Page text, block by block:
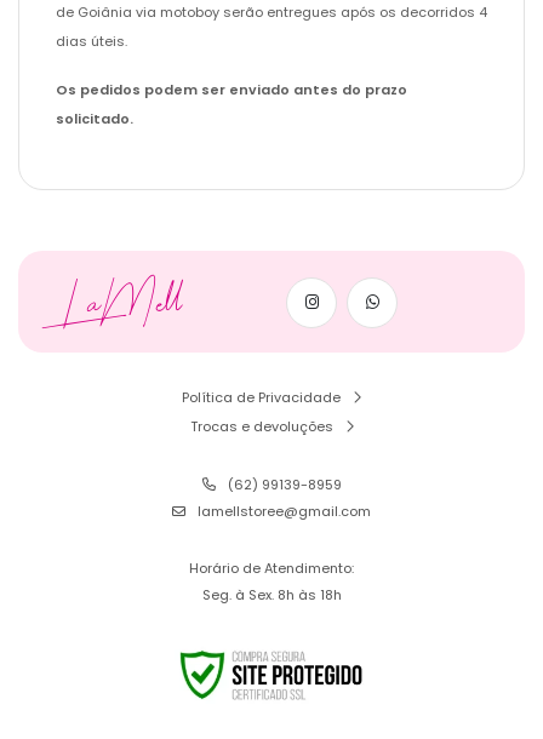
de Goiânia via motoboy serão entregues após os decorridos 4
dias úteis.
Os pedidos podem ser enviado antes do prazo
solicitado.
LaMell
Política de Privacidade
Trocas e devoluções
(62) 99139-8959
lamellstoree@gmail.com
Horário de Atendimento:
Seg. à Sex. 8h às 18h